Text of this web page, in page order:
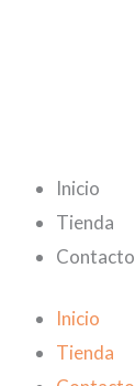
Inicio
Tienda
Contacto
Inicio
Tienda